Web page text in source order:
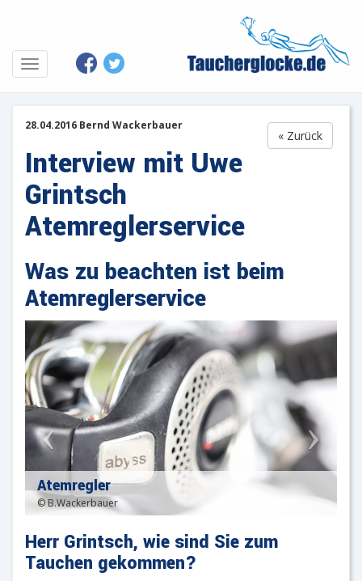
« Zurück
28.04.2016 Bernd Wackerbauer
Interview mit Uwe
Grintsch
Atemreglerservice
Was zu beachten ist beim
Atemreglerservice
Atemregler
© B.Wackerbauer
Herr Grintsch, wie sind Sie zum
Tauchen gekommen?